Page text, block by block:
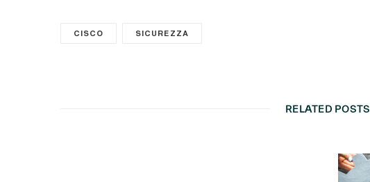
CISCO SICUREZZA
RELATED POSTS